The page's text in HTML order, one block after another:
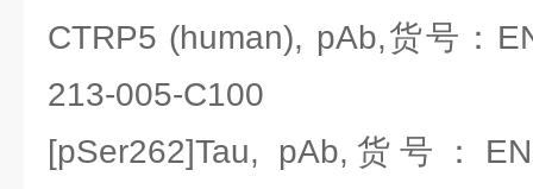
CTRP5 (human), pAb,货号：
213-005-C100
[pSer262]Tau, pAb,货号：